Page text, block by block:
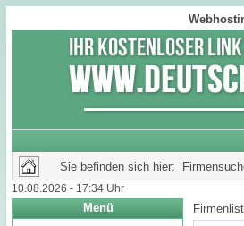
Sie befinden sich hier:
10.08.2026 - 17:34 Uhr
Menü